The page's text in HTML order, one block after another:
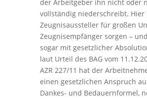
der Arbeitgeber ihn nicht oder
vollständig niederschreibt. Hier
Zeugnisaussteller für großen
Zeugnisempfänger sorgen –
sogar mit gesetzlicher
laut Urteil des BAG vom
AZR 227/11 hat der
einen gesetzlichen Anspruch
Dankes- und Bedauernformel,